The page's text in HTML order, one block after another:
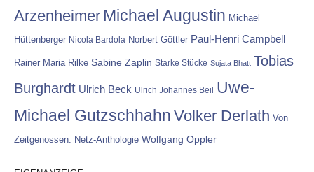
Arzenheimer Michael Augustin Michael
Hüttenberger Nicola Bardola Norbert Göttler Paul-Henri Campbell
Rainer Maria Rilke Sabine Zaplin Starke Stücke Sujata Bhatt Tobias
Burghardt Ulrich Beck Ulrich Johannes Beil
Uwe-
Michael Gutzschhahn Volker Derlath Von
Zeitgenossen: Netz-Anthologie Wolfgang Oppler